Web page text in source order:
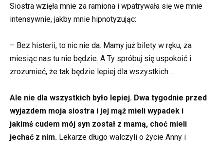
Siostra wzięła mnie za ramiona i wpatrywała się we mnie
intensywnie, jakby mnie hipnotyzując:
– Bez histerii, to nic nie da. Mamy już bilety w ręku, za
miesiąc nas tu nie będzie. A Ty spróbuj się uspokoić i
zrozumieć, że tak będzie lepiej dla wszystkich…
Ale nie dla wszystkich było lepiej. Dwa tygodnie przed
wyjazdem moja siostra i jej mąż mieli wypadek i
jakimś cudem mój syn został z mamą, choć mieli
jechać z nim. Lekarze długo walczyli o życie Anny i